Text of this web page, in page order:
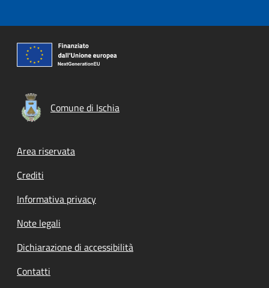
Comune di Ischia
Footer menu
Area riservata
Crediti
Informativa privacy
Note legali
Dichiarazione di accessibilità
Contatti